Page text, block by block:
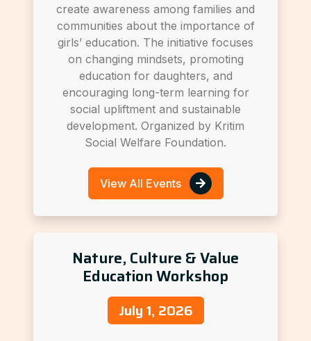
create awareness among families and
communities about the importance of
girls’ education. The initiative focuses
on changing mindsets, promoting
education for daughters, and
encouraging long-term learning for
social upliftment and sustainable
development. Organized by Kritim
Social Welfare Foundation.
View All Events
Nature, Culture & Value
Education Workshop
July 1, 2026